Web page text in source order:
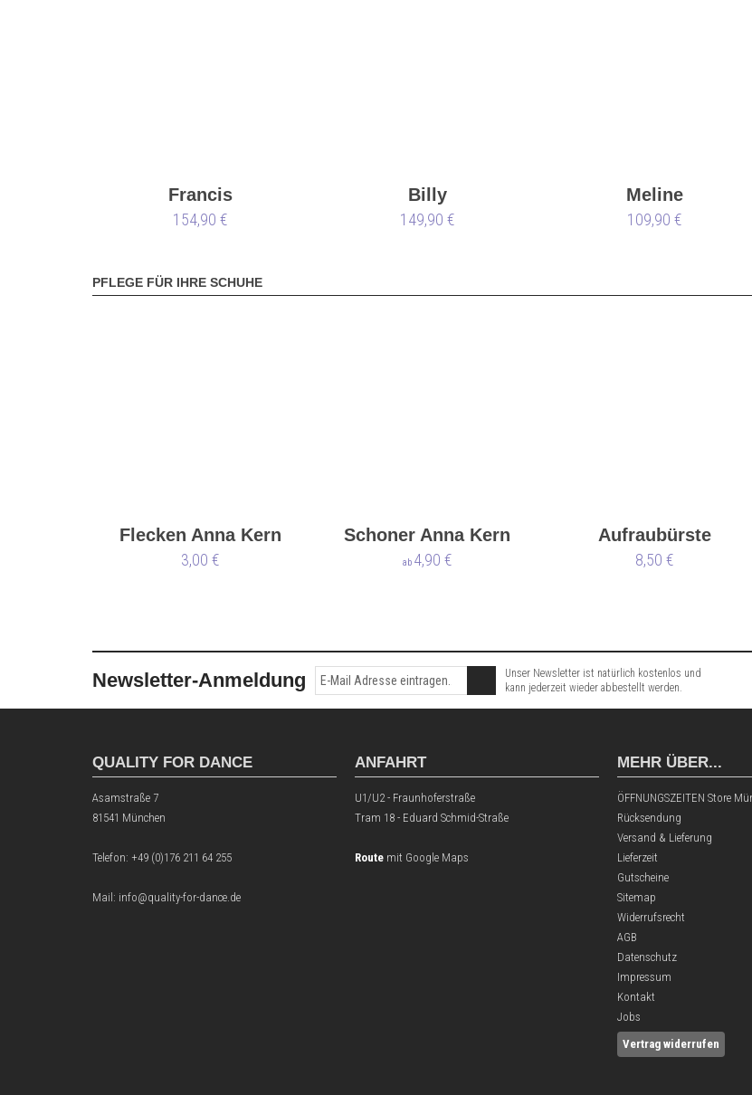
Francis
154,90 €
Billy
149,90 €
Meline
109,90 €
PFLEGE FÜR IHRE SCHUHE
Flecken Anna Kern
3,00 €
Schoner Anna Kern
ab 4,90 €
Aufraubürste
8,50 €
Newsletter-Anmeldung
Unser Newsletter ist natürlich kostenlos und
kann jederzeit wieder abbestellt werden.
QUALITY FOR DANCE
Asamstraße 7
81541 München
Telefon: +49 (0)176 211 64 255
Mail: info@quality-for-dance.de
ANFAHRT
U1/U2 - Fraunhoferstraße
Tram 18 - Eduard Schmid-Straße
Route mit Google Maps
MEHR ÜBER...
ÖFFNUNGSZEITEN Store
Rücksendung
Versand & Lieferung
Lieferzeit
Gutscheine
Sitemap
Widerrufsrecht
AGB
Datenschutz
Impressum
Kontakt
Jobs
Vertrag widerrufen